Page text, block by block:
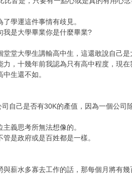
學運這件事情有歧見。
我是大學畢業你是什麼畢業?
堂大學生講輸高中生，這還敢說自己是
，十幾年前我認為只有高中程度，現在
生還不如。
自己是否有30K的產值，因為一個公
義思考所無法想像的。
是政府或是百姓都是一樣。
薪水多寡去工作的話，那每個月將有